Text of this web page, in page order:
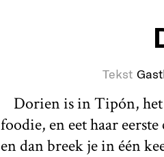
Tekst
Dorien is in Tipón,
foodie, en eet haar
en dan breek je in één